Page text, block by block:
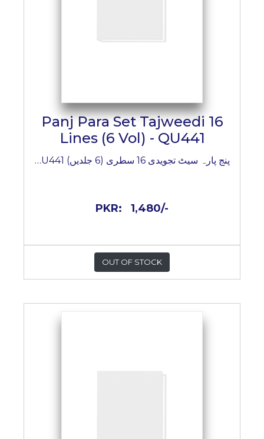
Panj Para Set Tajweedi 16
Lines (6 Vol) - QU441
پنج پارہ سیٹ تجویدی 16 سطری (6 جلدیں) QU441
PKR: 1,480/-
OUT OF STOCK